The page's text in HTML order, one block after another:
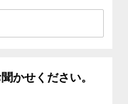
かせください。